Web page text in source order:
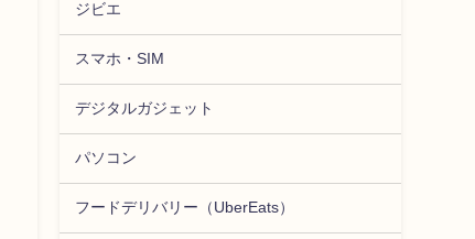
ジビエ
スマホ・SIM
デジタルガジェット
パソコン
フードデリバリー（UberEats）